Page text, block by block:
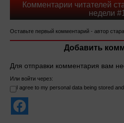
Комментарии читателей
недели
Оставьте первый комментарий - автор
Добавить
Для отправки комментария вам
Или войти через:
I agree to my personal data being stored